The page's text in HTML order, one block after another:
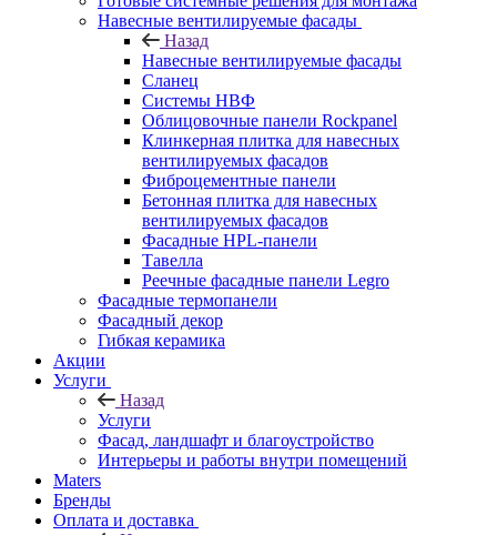
Навесные вентилируемые фасады
Назад
Навесные вентилируемые фасады
Сланец
Системы НВФ
Облицовочные панели Rockpanel
Клинкерная плитка для навесных
вентилируемых фасадов
Фиброцементные панели
Бетонная плитка для навесных
вентилируемых фасадов
Фасадные HPL-панели
Тавелла
Реечные фасадные панели Legro
Фасадные термопанели
Фасадный декор
Гибкая керамика
Акции
Услуги
Назад
Услуги
Фасад, ландшафт и благоустройство
Интерьеры и работы внутри помещений
Maters
Бренды
Оплата и доставка